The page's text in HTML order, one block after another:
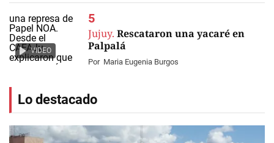
VIDEO
Jujuy. Rescataron una yacaré en
Palpalá
Por Maria Eugenia Burgos
Lo destacado